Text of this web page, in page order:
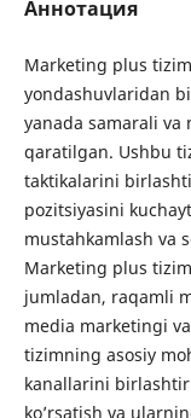
Аннотация
Marketing plus
yondashuvlaridan
yanada samarali va
qaratilgan. Ushbu
taktikalarini
pozitsiyasini
mustahkamlash va
Marketing plus
jumladan, raqamli
media marketingi
tizimning asosiy
kanallarini
ko’rsatish va